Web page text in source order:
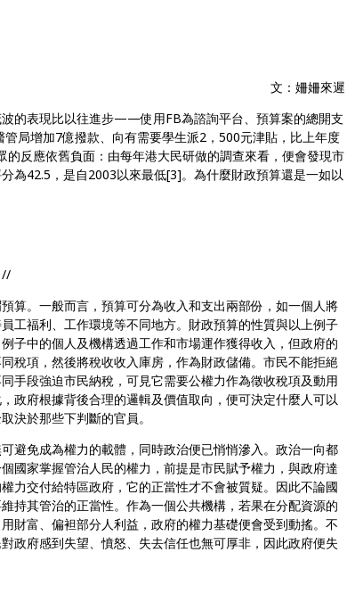
文：姍姍來遲
的表現比以往進步——使用FB為諮詢平台、預算案的總開支
局增加7億撥款、向有需要學生派2，500元津貼，比上年度
反應依舊負面：由每年港大民研做的調查來看，便會發現市
為42.5，是自2003以來最低[3]。為什麼財政預算還是一如以
//
算。一般而言，預算可分為收入和支出兩部份，如一個人將
工福利、工作環境等不同地方。財政預算的性質與以上例子
子中的個人及機構透過工作和市場運作獲得收入，但政府的
稅項，然後將稅收收入庫房，作為財政儲備。市民不能拒絕
手段強迫市民納稅，可見它需要公權力作為徵收稅項及動用
政府根據背後合理的邏輯及價值取向，便可決定什麼人可以
決於那些下判斷的官員。
避免成為權力的載體，同時政治便已悄悄滲入。政治一向都
國家掌握管治人民的權力，前提是市民賦予權力，與政府達
力交付給特區政府，它的正當性才不會被質疑。因此不論國
持其管治的正當性。作為一個公共機構，若果在分配資源的
財富、偏袒部分人利益，政府的權力基礎便會受到動搖。不
政府感到失望、憤怒、失去信任也無可厚非，因此政府便失